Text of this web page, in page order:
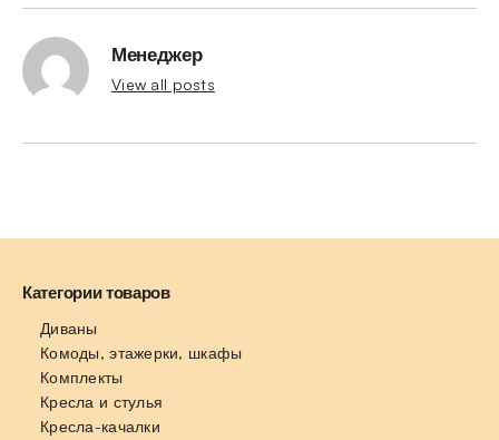
Менеджер
View all posts
Категории товаров
Диваны
Комоды, этажерки, шкафы
Комплекты
Кресла и стулья
Кресла-качалки